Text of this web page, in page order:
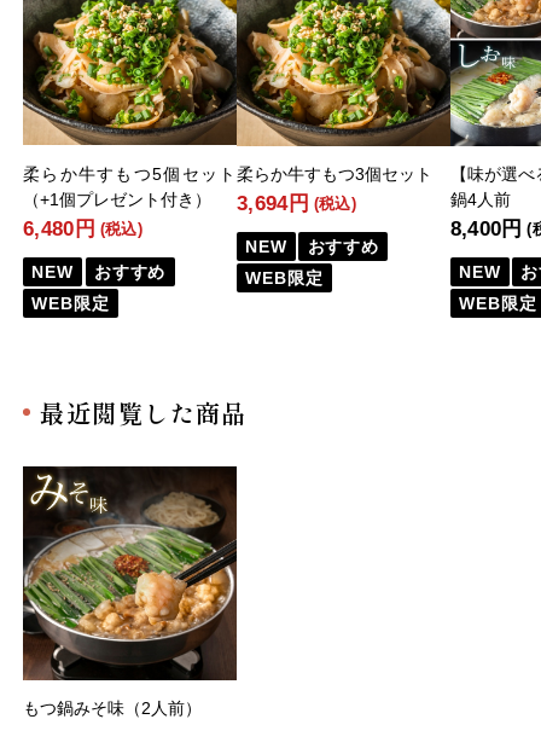
柔らか牛すもつ5個セット
（+1個プレゼント付き）
6,480円 (税込)
NEW
おすすめ
WEB限定
柔らか牛すもつ3個セット
3,694円 (税込)
NEW
おすすめ
WEB限定
【味が選
鍋4人前
8,400円 (
NEW
WEB限定
最近閲覧した商品
もつ鍋みそ味（2人前）